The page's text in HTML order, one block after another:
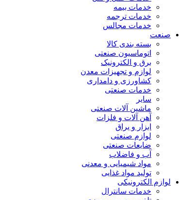
خدمات بیمه
خدمات ترجمه
خدمات مجالس
صنعت
بسته بندی کالا
اتوماسیون صنعتی
برق و الکترونیک
لوازم و تجهیزات معدن
کشاورزی و دامداری
خدمات صنعتی
سایر
ماشین آلات صنعتی
آهن آلات و فلزات
ابزار و یراق
لوازم صنعتی
ضایعات صنعتی
آب و فاضلاب
مواد شیمیایی و معدنی
تولید مواد غذایی
لوازم الکترونیکی
خدمات سانترال